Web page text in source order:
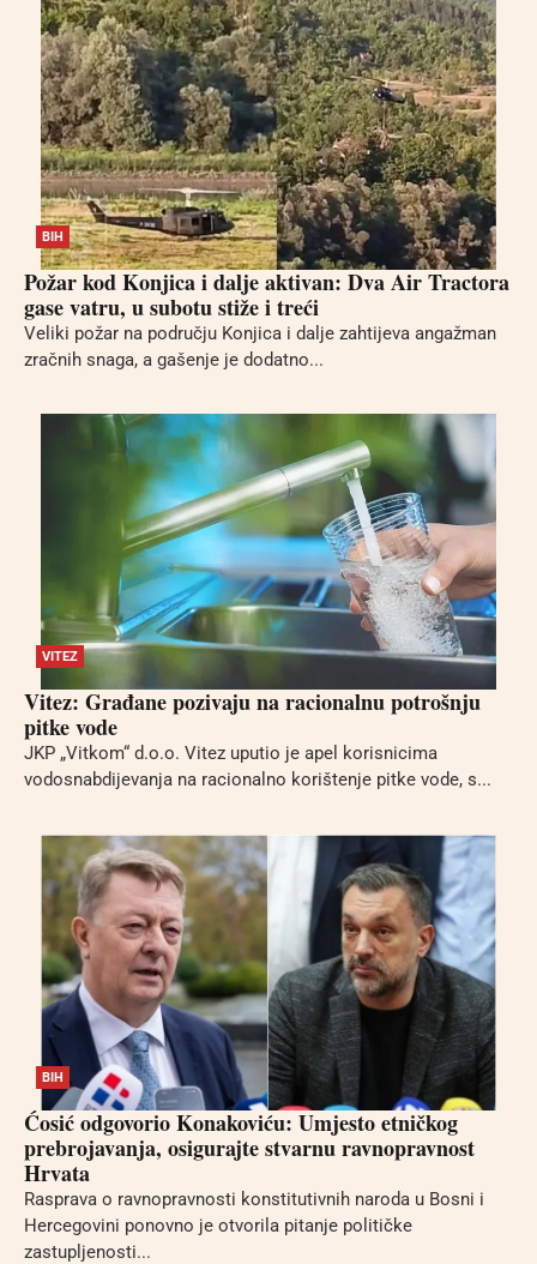
BIH
Požar kod Konjica i dalje aktivan: Dva Air Tractora
gase vatru, u subotu stiže i treći
Veliki požar na području Konjica i dalje zahtijeva angažman
zračnih snaga, a gašenje je dodatno...
VITEZ
Vitez: Građane pozivaju na racionalnu potrošnju
pitke vode
JKP „Vitkom“ d.o.o. Vitez uputio je apel korisnicima
vodosnabdijevanja na racionalno korištenje pitke vode, s...
BIH
Ćosić odgovorio Konakoviću: Umjesto etničkog
prebrojavanja, osigurajte stvarnu ravnopravnost
Hrvata
Rasprava o ravnopravnosti konstitutivnih naroda u Bosni i
Hercegovini ponovno je otvorila pitanje političke
zastupljenosti...